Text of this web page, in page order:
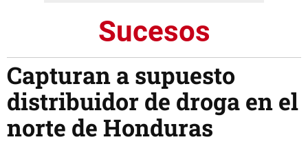
Sucesos
Capturan a supuesto
distribuidor de droga en el
norte de Honduras